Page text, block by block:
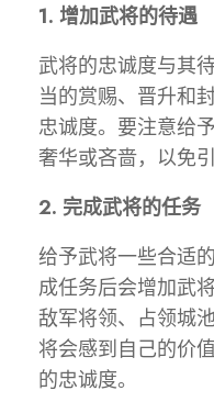
1. 增加武将的待遇
武将的忠诚度与其
当的赏赐、晋升和
忠诚度。要注意给
奢华或吝啬，以免
2. 完成武将的任务
给予武将一些合适
成任务后会增加武
敌军将领、占领城
将会感到自己的价
的忠诚度。